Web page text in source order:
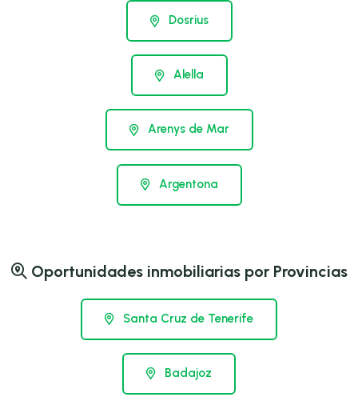
Dosrius
Alella
Arenys de Mar
Argentona
Oportunidades inmobiliarias por Provincias
Santa Cruz de Tenerife
Badajoz